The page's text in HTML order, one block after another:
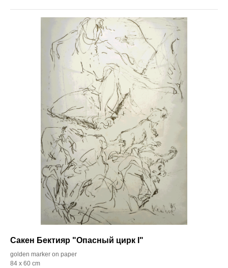
Сакен Бектияр "Опасный цирк I"
golden marker on paper
84 x 60 cm